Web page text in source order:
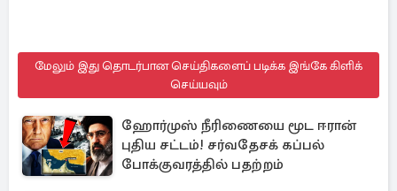
மேலும் இது தொடர்பான செய்திகளைப் படிக்க இங்கே கிளிக்
செய்யவும்
ஹோர்முஸ் நீரிணையை மூட ஈரான்
புதிய சட்டம்! சர்வதேசக் கப்பல்
போக்குவரத்தில் பதற்றம்